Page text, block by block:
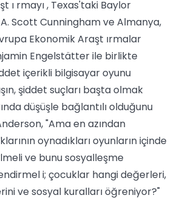
ı rmayı , Texas'taki Baylor
Scott Cunningham ve Almanya,
Ekonomik Araşt ırmalar
Engelstätter ile birlikte
içerikli bilgisayar oyunu
şiddet suçları başta olmak
düşüşle bağlantılı olduğunu
"Ama en azından
oynadıkları oyunların içinde
ve bunu sosyalleşme
i; çocuklar hangi değerleri,
ve sosyal kuralları öğreniyor?"